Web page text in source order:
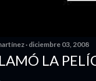
diciembre 03, 2008
LA